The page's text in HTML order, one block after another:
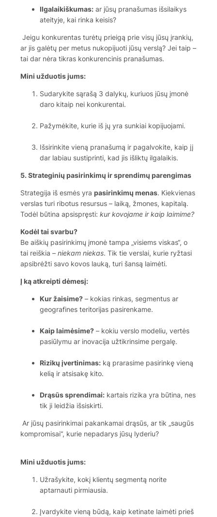
Ilgalaikiškumas: ar jūsų pranašumas išsilaikys
ateityje, kai rinka keisis?
Jeigu konkurentas turėtų prieigą prie visų jūsų įrankių,
ar jis galėtų per metus nukopijuoti jūsų verslą? Jei taip –
tai dar nėra tikras konkurencinis pranašumas.
Mini užduotis jums:
Sudarykite sąrašą 3 dalykų, kuriuos jūsų įmonė
daro kitaip nei konkurentai.
Pažymėkite, kurie iš jų yra sunkiai kopijuojami.
Išsirinkite vieną pranašumą ir pagalvokite, kaip jį
dar labiau sustiprinti, kad jis išliktų ilgalaikis.
5. Strateginių pasirinkimų ir sprendimų parengimas
Strategija iš esmės yra pasirinkimų menas. Kiekvienas
verslas turi ribotus resursus – laiką, žmones, kapitalą.
Todėl būtina apsispręsti: kur kovojame ir kaip laimime?
Kodėl tai svarbu?
Be aiškių pasirinkimų įmonė tampa „visiems viskas“, o
tai reiškia – niekam niekas. Tik tie verslai, kurie ryžtasi
apsibrėžti savo kovos lauką, turi šansą laimėti.
Į ką atkreipti dėmesį:
Kur žaisime? – kokias rinkas, segmentus ar
geografines teritorijas pasirenkame.
Kaip laimėsime? – kokiu verslo modeliu, vertės
pasiūlymu ar inovacija užtikrinsime pergalę.
Rizikų įvertinimas: ką prarasime pasirinkę vieną
kelią ir atsisakę kito.
Drąsūs sprendimai: kartais rizika yra būtina, nes
tik ji leidžia išsiskirti.
Ar jūsų pasirinkimai pakankamai drąsūs, ar tik „saugūs
kompromisai“, kurie nepadarys jūsų lyderiu?
Mini užduotis jums:
Užrašykite, kokį klientų segmentą norite
aptarnauti pirmiausia.
Įvardykite vieną būdą, kaip ketinate laimėti prieš